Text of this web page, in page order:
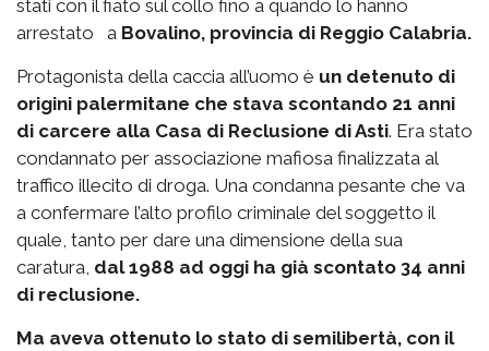
stati con il fiato sul collo fino a quando lo hanno
arrestato a Bovalino, provincia di Reggio Calabria.
Protagonista della caccia all’uomo è un detenuto di
origini palermitane che stava scontando 21 anni
di carcere alla Casa di Reclusione di Asti. Era stato
condannato per associazione mafiosa finalizzata al
traffico illecito di droga. Una condanna pesante che va
a confermare l’alto profilo criminale del soggetto il
quale, tanto per dare una dimensione della sua
caratura, dal 1988 ad oggi ha già scontato 34 anni
di reclusione.
Ma aveva ottenuto lo stato di semilibertà, con il